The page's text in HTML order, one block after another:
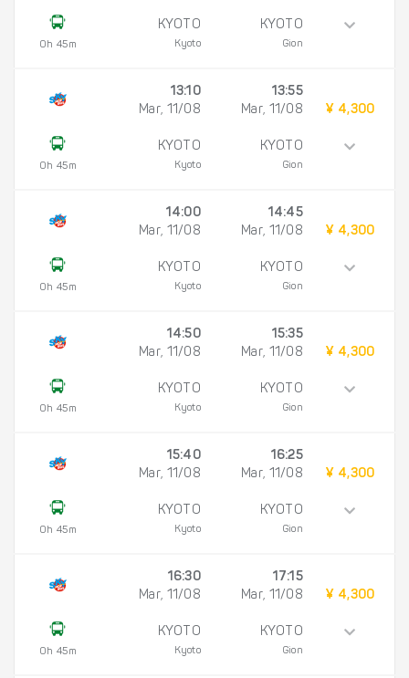
0h 45m
KYOTO
Kyoto
KYOTO
Gion
0h 45m
13:10
Mar, 11/08
KYOTO
Kyoto
13:55
Mar, 11/08
KYOTO
Gion
¥ 4,300
0h 45m
14:00
Mar, 11/08
KYOTO
Kyoto
14:45
Mar, 11/08
KYOTO
Gion
¥ 4,300
0h 45m
14:50
Mar, 11/08
KYOTO
Kyoto
15:35
Mar, 11/08
KYOTO
Gion
¥ 4,300
0h 45m
15:40
Mar, 11/08
KYOTO
Kyoto
16:25
Mar, 11/08
KYOTO
Gion
¥ 4,300
0h 45m
16:30
Mar, 11/08
KYOTO
Kyoto
17:15
Mar, 11/08
KYOTO
Gion
¥ 4,300